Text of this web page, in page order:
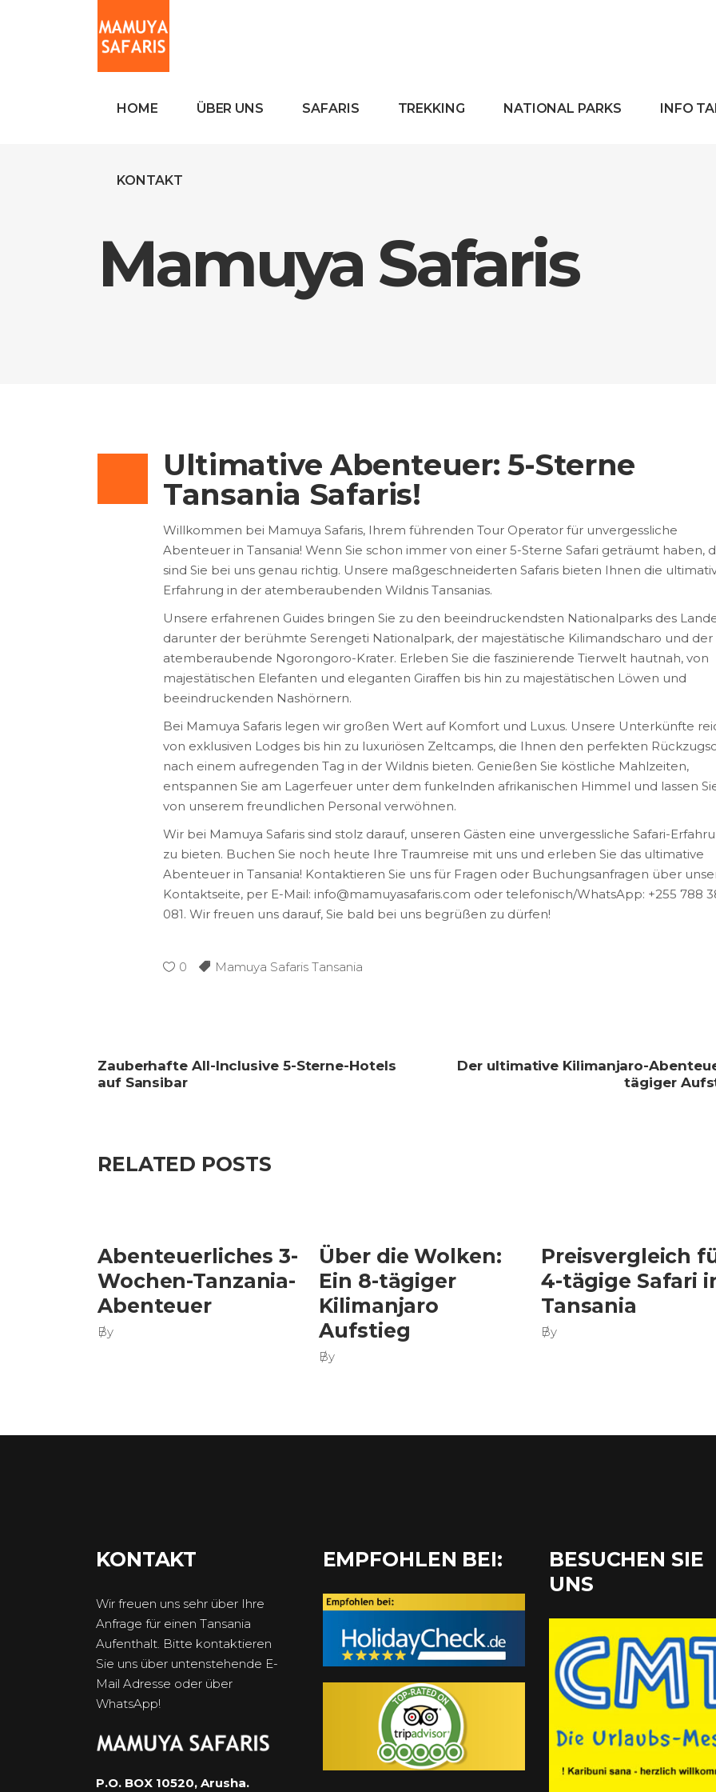
HOME ÜBER UNS SAFARIS TREKKING NATIONAL PARKS INFO
KONTAKT
Mamuya Safaris
Ultimative Abenteuer: 5-Sterne
Tansania Safaris!
Willkommen bei Mamuya Safaris, Ihrem führenden Tour Operator für unvergessliche
Abenteuer in Tansania! Wenn Sie schon immer von einer 5-Sterne Safari geträumt haben,
sind Sie bei uns genau richtig. Unsere maßgeschneiderten Safaris bieten Ihnen die
Erfahrung in der atemberaubenden Wildnis Tansanias.
Unsere erfahrenen Guides bringen Sie zu den beeindruckendsten Nationalparks des
darunter der berühmte Serengeti Nationalpark, der majestätische Kilimandscharo und der
atemberaubende Ngorongoro-Krater. Erleben Sie die faszinierende Tierwelt hautnah, von
majestätischen Elefanten und eleganten Giraffen bis hin zu majestätischen Löwen und
beeindruckenden Nashörnern.
Bei Mamuya Safaris legen wir großen Wert auf Komfort und Luxus. Unsere Unterkünfte
von exklusiven Lodges bis hin zu luxuriösen Zeltcamps, die Ihnen den perfekten
nach einem aufregenden Tag in der Wildnis bieten. Genießen Sie köstliche Mahlzeiten,
entspannen Sie am Lagerfeuer unter dem funkelnden afrikanischen Himmel und lassen
von unserem freundlichen Personal verwöhnen.
Wir bei Mamuya Safaris sind stolz darauf, unseren Gästen eine unvergessliche Safari-
zu bieten. Buchen Sie noch heute Ihre Traumreise mit uns und erleben Sie das ultimative
Abenteuer in Tansania! Kontaktieren Sie uns für Fragen oder Buchungsanfragen über
Kontaktseite, per E-Mail: info@mamuyasafaris.com oder telefonisch/WhatsApp: +255 788
081. Wir freuen uns darauf, Sie bald bei uns begrüßen zu dürfen!
0 Mamuya Safaris Tansania
Zauberhafte All-Inclusive 5-Sterne-Hotels
auf Sansibar
Der ultimative Kilimanjaro-
tägiger
RELATED POSTS
Abenteuerliches 3-
Wochen-Tanzania-
Abenteuer
By
Über die Wolken:
Ein 8-tägiger
Kilimanjaro
Aufstieg
By
Preisvergleich
4-tägige Safari
Tansania
By
KONTAKT
Wir freuen uns sehr über Ihre
Anfrage für einen Tansania
Aufenthalt. Bitte kontaktieren
Sie uns über untenstehende E-
Mail Adresse oder über
WhatsApp!
P.O. BOX 10520, Arusha.
EMPFOHLEN BEI:
BESUCHEN SIE
UNS